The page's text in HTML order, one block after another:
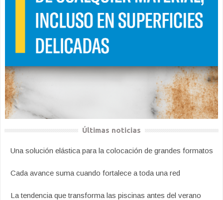
Últimas noticias
Una solución elástica para la colocación de grandes formatos
Cada avance suma cuando fortalece a toda una red
La tendencia que transforma las piscinas antes del verano